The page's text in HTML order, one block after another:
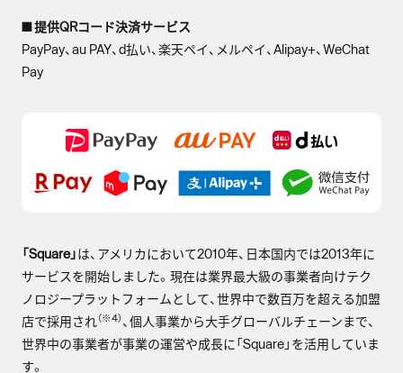
■ 提供QRコード決済サービス
PayPay、au PAY、d払い、楽天ペイ、メルペイ、Alipay+、WeChat
Pay
「Square」は、アメリカにおいて2010年、日本国内では2013年に
サービスを開始しました。現在は業界最大級の事業者向けテク
ノロジープラットフォームとして、世界中で数百万を超える加盟
店で採用され（※4） 、個人事業から大手グローバルチェーンまで、
世界中の事業者が事業の運営や成⻑に「Square」を活⽤していま
す。